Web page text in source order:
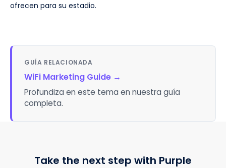
ofrecen para su estadio.
GUÍA RELACIONADA
WiFi Marketing Guide →
Profundiza en este tema en nuestra guía
completa.
Take the next step with Purple